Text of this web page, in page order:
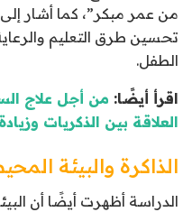
من عمر مبكر”، كما أشار
تحسين طرق التعليم
الطفل.
اقرأ أيضًا: من أجل علاج
العلاقة بين الذكريات
الذاكرة والبيئة
الدراسة أظهرت أيضًا أن